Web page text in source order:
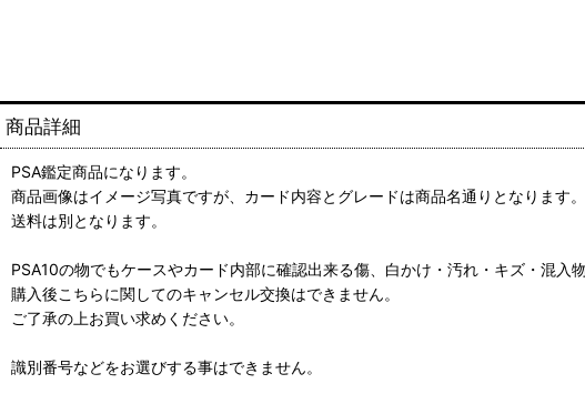
商品詳細
PSA鑑定商品になります。
商品画像はイメージ写真ですが、カード内容とグレードは商品名通りとなります。
送料は別となります。
PSA10の物でもケースやカード内部に確認出来る傷、白かけ・汚れ・キズ・混入
購入後こちらに関してのキャンセル交換はできません。
ご了承の上お買い求めください。
識別番号などをお選びする事はできません。